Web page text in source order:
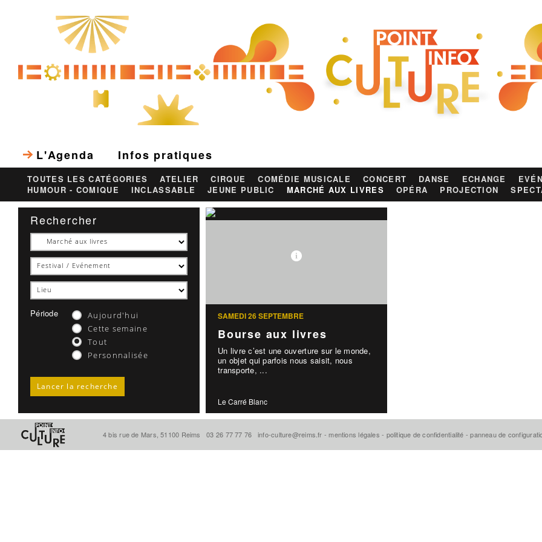
L'Agenda Infos pratiques
TOUTES LES CATÉGORIES ATELIER CIRQUE COMÉDIE MUSICALE CONCERT DANSE ECHANGE
HUMOUR - COMIQUE
INCLASSABLE JEUNE PUBLIC MARCHÉ AUX LIVRES OPÉRA PROJECTION
Rechercher
Période
Aujourd'hui
Cette semaine
Tout
Personnalisée
SAMEDI 26 SEPTEMBRE
Bourse aux livres
Un livre c’est une ouverture sur le monde,
un objet qui parfois nous saisit, nous
transporte, ...
Le Carré Blanc
4 bis rue de Mars, 51100 Reims03 26 77 77 76 info-culture@reims.fr -mentions légales - politique de confidentialité -panneau de